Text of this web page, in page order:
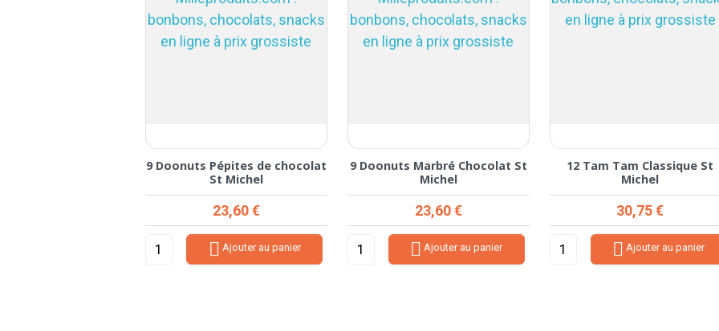
9 Doonuts Pépites de chocolat
St Michel
Prix
23,60 €
 Ajouter au panier
9 Doonuts Marbré Chocolat St
Michel
Prix
23,60 €
 Ajouter au panier
12 Tam Tam Classique St
Michel
Prix
30,75 €
 Ajouter au panier